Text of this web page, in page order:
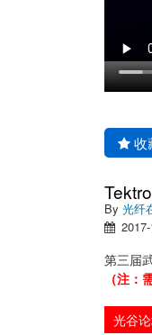
收
By 光纤
第三届
（注：
光谷